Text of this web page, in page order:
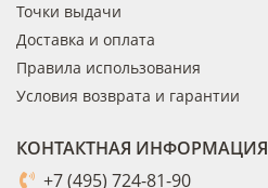
Точки выдачи
Доставка и оплата
Правила использования
Условия возврата и гарантии
КОНТАКТНАЯ ИНФОРМАЦИЯ
+7 (495) 724-81-90